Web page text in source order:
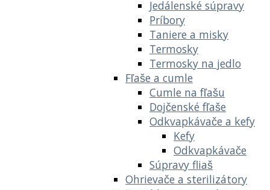
Jedálenské súpravy
Príbory
Taniere a misky
Termosky
Termosky na jedlo
Fľaše a cumle
Cumle na fľašu
Dojčenské fľaše
Odkvapkávače a kefy
Kefy
Odkvapkávače
Súpravy fliaš
Ohrievače a sterilizátory